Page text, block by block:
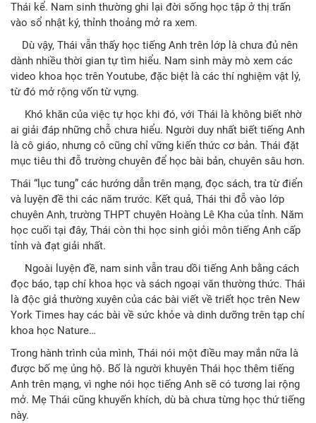
Thái kể. Nam sinh thường ghi lại đời sống học tập ở thị trấn
vào sổ nhật ký, thỉnh thoảng mở ra xem.
Dù vậy, Thái vẫn thấy học tiếng Anh trên lớp là chưa đủ nên
dành nhiều thời gian tự tìm hiểu. Nam sinh mày mò xem các
video khoa học trên Youtube, đặc biệt là các thí nghiệm vật lý,
từ đó mở rộng vốn từ vựng.
Khó khăn của việc tự học khi đó, với Thái là không biết nhờ
ai giải đáp những chỗ chưa hiểu. Người duy nhất biết tiếng Anh
là cô giáo, nhưng cô cũng chỉ vững kiến thức cơ bản. Thái đặt
mục tiêu thi đỗ trường chuyên để học bài bản, chuyên sâu hơn.
Thái “lục tung” các hướng dẫn trên mạng, đọc sách, tra từ điển
và luyện đề thi các năm trước. Kết quả, Thái thi đỗ vào lớp
chuyên Anh, trường THPT chuyên Hoàng Lê Kha của tỉnh. Năm
học cuối tại đây, Thái còn thi học sinh giỏi môn tiếng Anh cấp
tỉnh và đạt giải nhất.
Ngoài luyện đề, nam sinh vẫn trau dồi tiếng Anh bằng cách
đọc báo, tạp chí khoa học và sách ngoại văn thường thức. Thái
là độc giả thường xuyên của các bài viết về triết học trên New
York Times hay các bài về sức khỏe và dinh dưỡng trên tạp chí
khoa học Nature…
Trong hành trình của mình, Thái nói một điều may mắn nữa là
được bố mẹ ủng hộ. Bố là người khuyên Thái học thêm tiếng
Anh trên mạng, vì nghe nói học tiếng Anh sẽ có tương lai rộng
mở. Mẹ Thái cũng khuyến khích, dù bà chưa từng học thứ tiếng
này.